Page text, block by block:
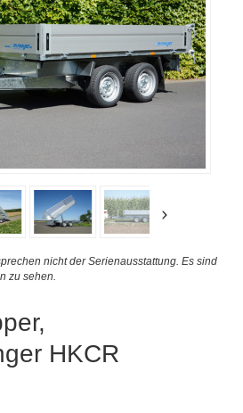
nicht der Serienausstattung. Es sind
zu sehen.
HKCR